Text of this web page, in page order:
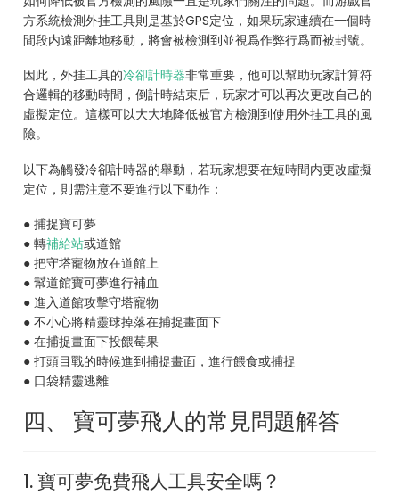
方系統檢測外挂工具則是基於GPS定位，如果玩家連續在一個時
間段内遠距離地移動，將會被檢測到並視爲作弊行爲而被封號。
因此，外挂工具的冷卻計時器非常重要，他可以幫助玩家計算符
合邏輯的移動時間，倒計時結束后，玩家才可以再次更改自己的
虛擬定位。這樣可以大大地降低被官方檢測到使用外挂工具的風
險。
以下為觸發冷卻計時器的舉動，若玩家想要在短時間内更改虛擬
定位，則需注意不要進行以下動作：
● 捕捉寶可夢
● 轉補給站或道館
● 把守塔寵物放在道館上
● 幫道館寶可夢進行補血
● 進入道館攻擊守塔寵物
● 不小心將精靈球掉落在捕捉畫面下
● 在捕捉畫面下投餵莓果
● 打頭目戰的時候進到捕捉畫面，進行餵食或捕捉
● 口袋精靈逃離
四、 寶可夢飛人的常見問題解答
1. 寶可夢免費飛人工具安全嗎？